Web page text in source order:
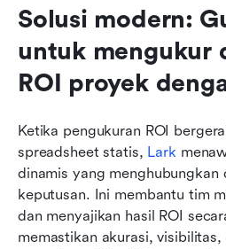
Solusi modern:
untuk mengukur
ROI proyek
Ketika pengukuran ROI
spreadsheet statis, Lark
dinamis yang menghubungkan
keputusan. Ini membantu tim
dan menyajikan hasil ROI
memastikan akurasi,